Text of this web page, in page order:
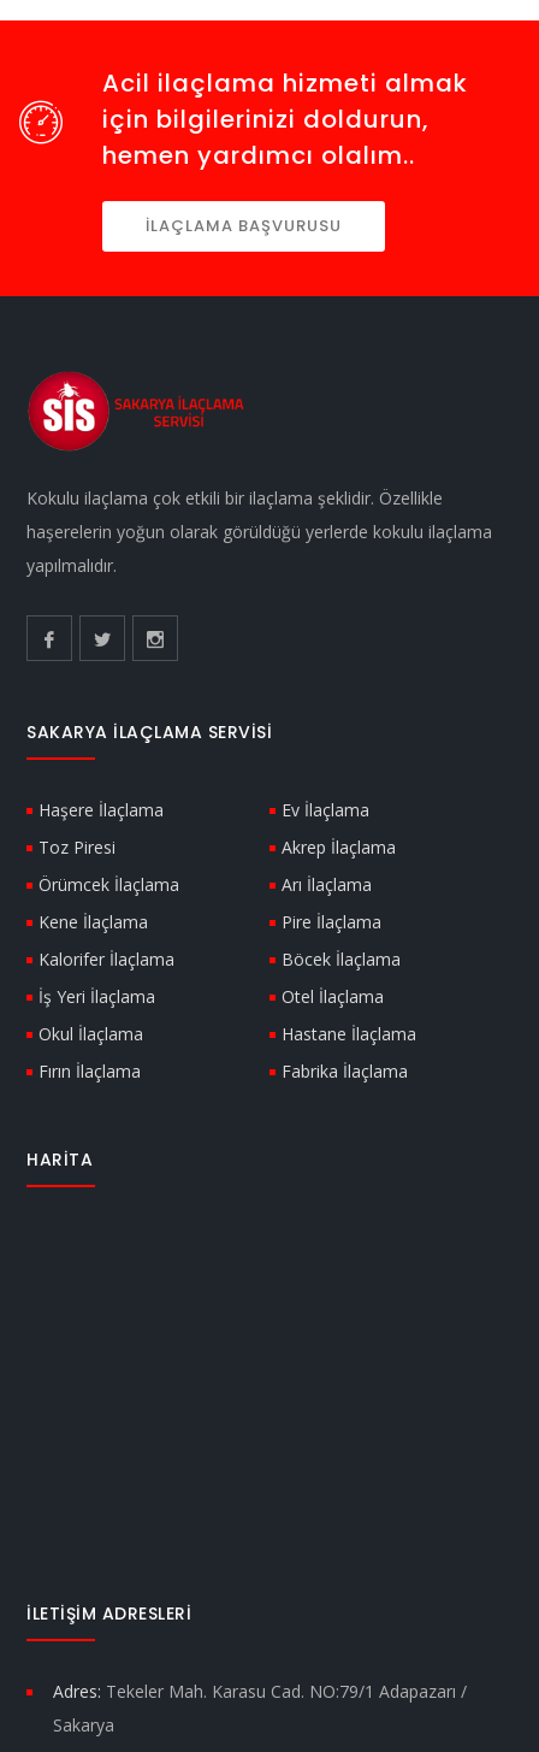
Acil ilaçlama hizmeti almak
için bilgilerinizi doldurun,
hemen yardımcı olalım..
İLAÇLAMA BAŞVURUSU
Kokulu ilaçlama çok etkili bir ilaçlama şeklidir. Özellikle
haşerelerin yoğun olarak görüldüğü yerlerde kokulu ilaçlama
yapılmalıdır.
SAKARYA İLAÇLAMA SERVISI
Haşere İlaçlama
Ev İlaçlama
Toz Piresi
Akrep İlaçlama
Örümcek İlaçlama
Arı İlaçlama
Kene İlaçlama
Pire İlaçlama
Kalorifer İlaçlama
Böcek İlaçlama
İş Yeri İlaçlama
Otel İlaçlama
Okul İlaçlama
Hastane İlaçlama
Fırın İlaçlama
Fabrika İlaçlama
HARITA
İLETIŞIM ADRESLERI
Adres: Tekeler Mah. Karasu Cad. NO:79/1 Adapazarı /
Sakarya